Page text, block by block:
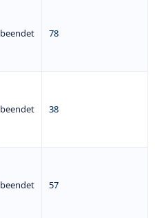
beendet 78
beendet 38
beendet 57